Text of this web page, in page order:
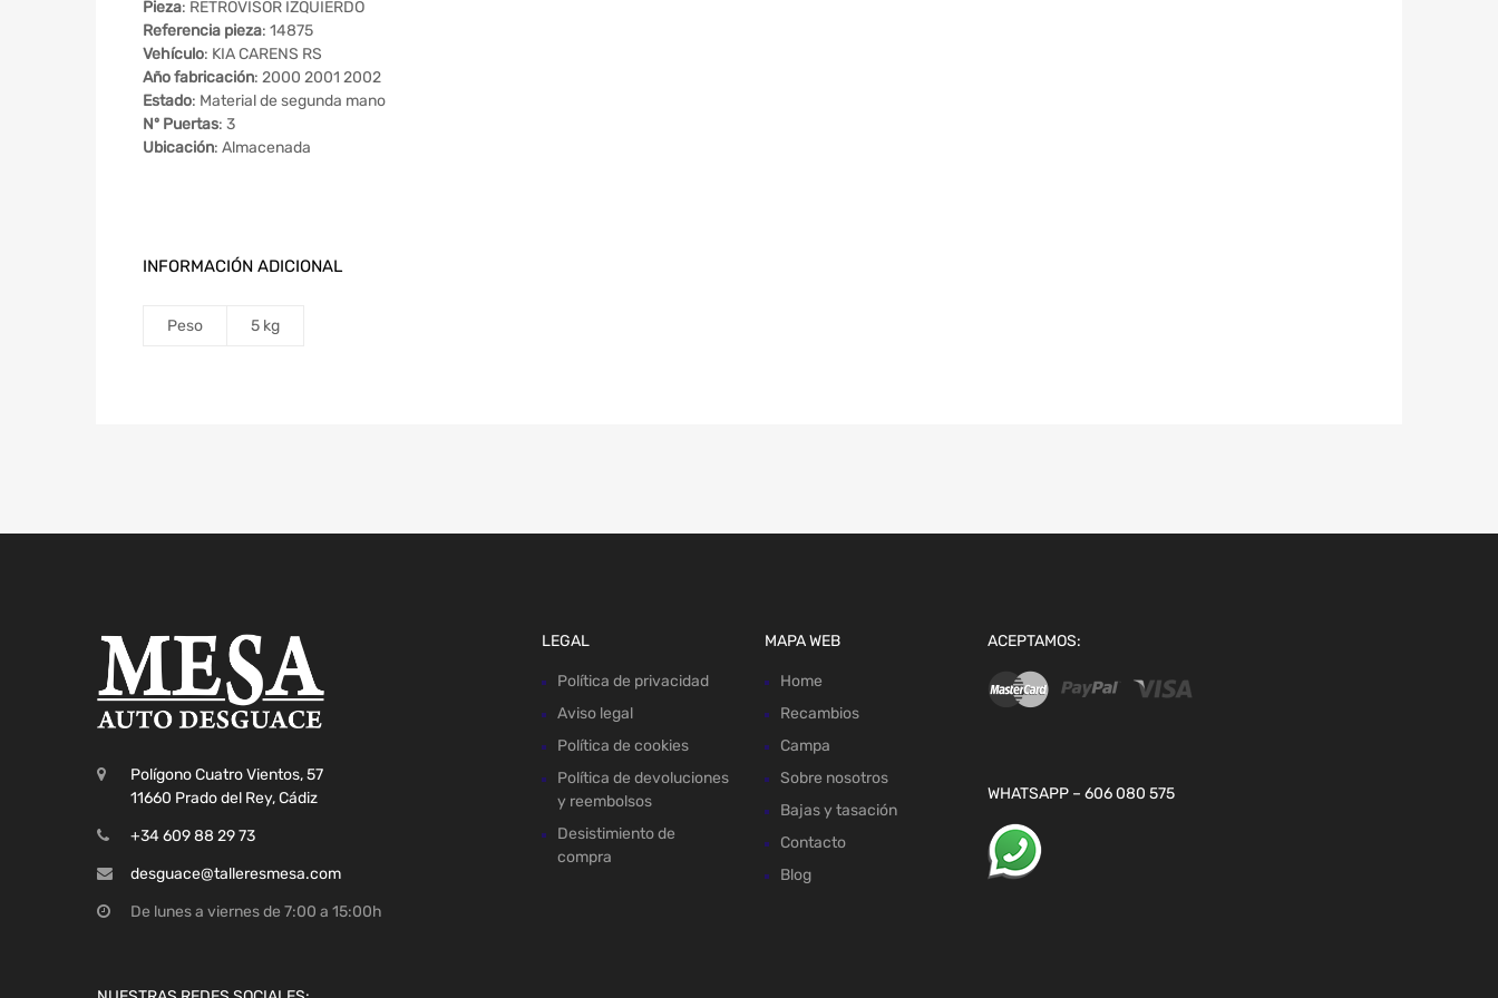
Pieza: RETROVISOR IZQUIERDO
Referencia pieza: 14875
Vehículo: KIA CARENS RS
Año fabricación: 2000 2001 2002
Estado: Material de segunda mano
Nº Puertas: 3
Ubicación: Almacenada
INFORMACIÓN ADICIONAL
Peso 5 kg
Polígono Cuatro Vientos, 57
11660 Prado del Rey, Cádiz
+34 609 88 29 73
desguace@talleresmesa.com
De lunes a viernes de 7:00 a 15:00h
LEGAL
Política de privacidad
Aviso legal
Política de cookies
Política de devoluciones
y reembolsos
Desistimiento de
compra
MAPA WEB
Home
Recambios
Campa
Sobre nosotros
Bajas y tasación
Contacto
Blog
ACEPTAMOS:
WHATSAPP – 606 080 575